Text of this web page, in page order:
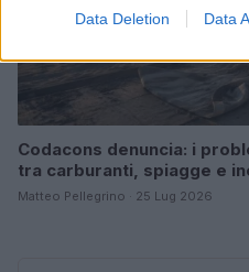
Data Deletion Data
Codacons denuncia: i
tra carburanti, spiagge e
Matteo Pellegrino · 25 Lug 2026